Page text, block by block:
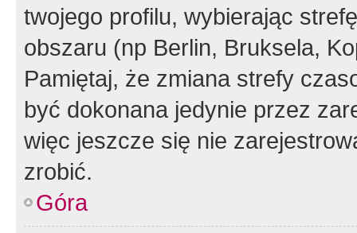
twojego profilu, wybierając
obszaru (np Berlin, Bruksela,
Pamiętaj, że zmiana strefy
być dokonana jedynie przez
więc jeszcze się nie
zrobić.
Góra